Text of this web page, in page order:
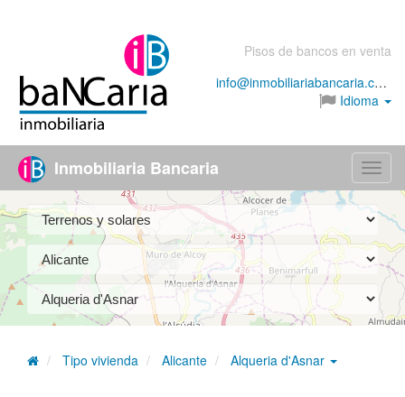
Pisos de bancos en venta
info@inmobiliariabancaria.com
Idioma
Menú
Inmobiliaria Bancaria
Tipo vivienda Alicante Alqueria d'Asnar